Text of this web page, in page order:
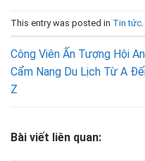
This entry was posted in Tin tức
Công Viên Ấn Tượng Hội
Cẩm Nang Du Lịch Từ A
Z
Bài viết liên quan: